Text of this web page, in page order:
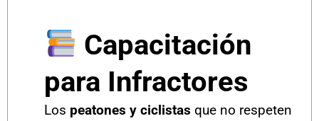
Capacitación
para Infractores
Los peatones y ciclistas que no respeten